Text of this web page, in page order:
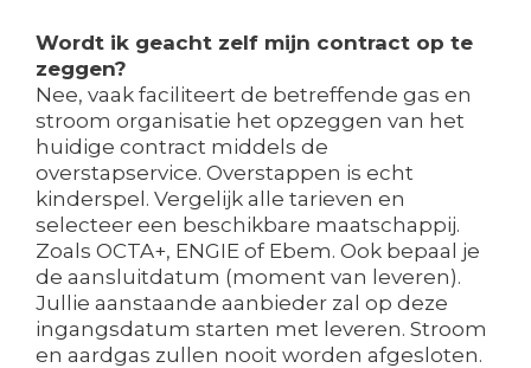
Wordt ik geacht zelf mijn contract op te
zeggen?
Nee, vaak faciliteert de betreffende gas en
stroom organisatie het opzeggen van het
huidige contract middels de
overstapservice. Overstappen is echt
kinderspel. Vergelijk alle tarieven en
selecteer een beschikbare maatschappij.
Zoals OCTA+, ENGIE of Ebem. Ook bepaal je
de aansluitdatum (moment van leveren).
Jullie aanstaande aanbieder zal op deze
ingangsdatum starten met leveren. Stroom
en aardgas zullen nooit worden afgesloten.